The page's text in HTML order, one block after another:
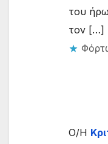
του
τον […]
Ο/Η